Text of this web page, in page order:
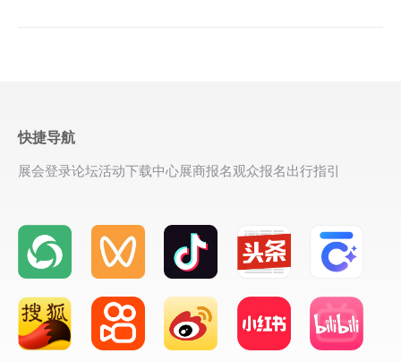
快捷导航
展会登录论坛活动下载中心展商报名观众报名出行指引